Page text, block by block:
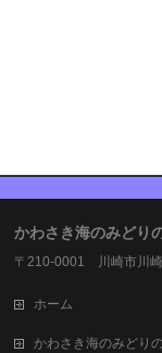
かわさき海のみどり
〒210-0001 川崎市川
ホーム
かわさき海のみどり